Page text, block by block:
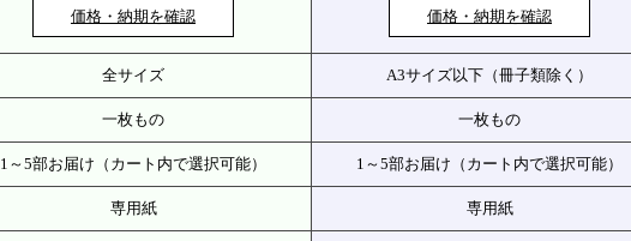
価格・納期を確認 価格・納期を確認
全サイズ A3サイズ以下（冊子類除く）
一枚もの 一枚もの
1～5部お届け（カート内で選択可能） 1～5部お届け（カート内で選択可能）
専用紙 専用紙